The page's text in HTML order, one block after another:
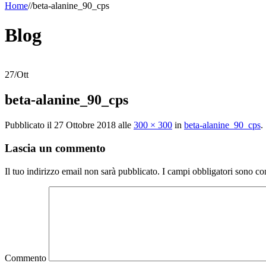
Home//beta-alanine_90_cps
Blog
27/Ott
beta-alanine_90_cps
Pubblicato il 27 Ottobre 2018 alle 300 × 300 in beta-alanine_90_cps.
Lascia un commento
Il tuo indirizzo email non sarà pubblicato. I campi obbligatori sono
Commento